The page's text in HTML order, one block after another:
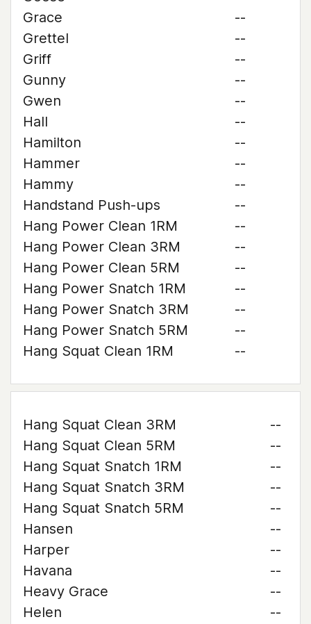
Grace
--
Grettel
--
Griff
--
Gunny
--
Gwen
--
Hall
--
Hamilton
--
Hammer
--
Hammy
--
Handstand Push-ups
--
Hang Power Clean 1RM
--
Hang Power Clean 3RM
--
Hang Power Clean 5RM
--
Hang Power Snatch 1RM
--
Hang Power Snatch 3RM
--
Hang Power Snatch 5RM
--
Hang Squat Clean 1RM
--
Hang Squat Clean 3RM
--
Hang Squat Clean 5RM
--
Hang Squat Snatch 1RM
--
Hang Squat Snatch 3RM
--
Hang Squat Snatch 5RM
--
Hansen
--
Harper
--
Havana
--
Heavy Grace
--
Helen
--